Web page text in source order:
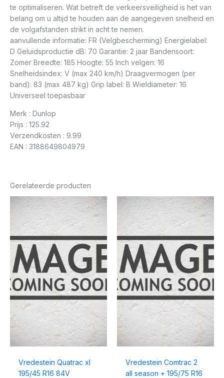
te optimaliseren. Wat betreft de verkeersveiligheid is het van
belang om u altijd te houden aan de aangegeven snelheid en
de volgafstanden strikt in acht te nemen.
aanvullende informatie: FR (Velgbescherming) Energielabel:
D Geluidsproductie dB: 70 Garantie: 2 jaar Bandensoort:
Zomer Breedte: 185 Hoogte: 55 Inch velgen: 16
Snelheidsindex: V (max 240 km/h) Draagvermogen (per
band): 83 (max 487 kg) Grip label: B Wieldiameter: 16
Universeel toepasbaar
Merk : Dunlop
Prijs : 125.92
Verzendkosten : 9.99
EAN : 3188649804979
Gerelateerde producten
Vredestein Quatrac xl
195/45 R16 84V
Vredestein Comtrac 2
all season + 195/75 R16